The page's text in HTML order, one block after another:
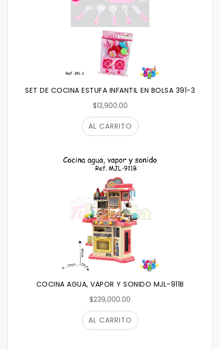
SET DE COCINA ESTUFA INFANTIL EN BOLSA 391-3
$13,900.00
AL CARRITO
COCINA AGUA, VAPOR Y SONIDO MJL-911B
$239,000.00
AL CARRITO